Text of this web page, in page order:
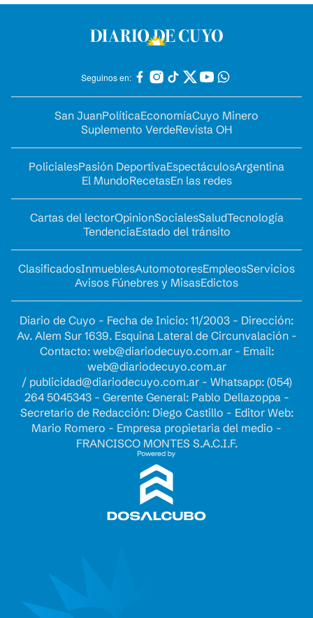
Seguinos en:
San JuanPolíticaEconomíaCuyo Minero
Suplemento VerdeRevista OH
PolicialesPasión DeportivaEspectáculosArgentina
El MundoRecetasEn las redes
Cartas del lectorOpinionSocialesSaludTecnología
TendenciaEstado del tránsito
ClasificadosInmueblesAutomotoresEmpleosServicios
Avisos Fúnebres y MisasEdictos
Diario de Cuyo - Fecha de Inicio: 11/2003 - Dirección:
Av. Alem Sur 1639. Esquina Lateral de Circunvalación -
Contacto: web@diariodecuyo.com.ar- Email:
web@diariodecuyo.com.ar
/ publicidad@diariodecuyo.com.ar- Whatsapp: (054)
264 5045343 - Gerente General: Pablo Dellazoppa -
Secretario de Redacción: Diego Castillo - Editor Web:
Mario Romero - Empresa propietaria del medio -
FRANCISCO MONTES S.A.C.I.F.